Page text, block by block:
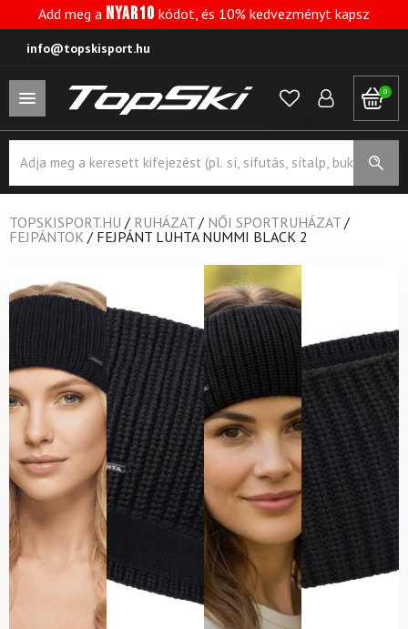
Add meg a NYAR10 kódot, és 10% kedvezményt kapsz
info@topskisport.hu
0
search
TOPSKISPORT.HU / RUHÁZAT / NŐI SPORTRUHÁZAT /
FEJPÁNTOK / FEJPÁNT LUHTA NUMMI BLACK 2